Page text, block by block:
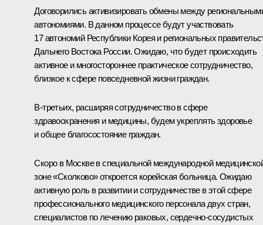
Договорились активизировать обмены между
автономиями. В данном процессе будут участвовать
17 автономий Республики Корея и региональных
Дальнего Востока России. Ожидаю, что будет происходить
активное и многостороннее практическое сотрудничество,
близкое к сфере повседневной жизни граждан.
В‑третьих, расширяя сотрудничество в сфере
здравоохранения и медицины, будем укреплять здоровье
и общее благосостояние граждан.
Скоро в Москве в специальной международной
зоне «Сколково» откроется корейская больница. Ожидаю
активную роль в развитии и сотрудничестве в этой сфере
профессионального медицинского персонала двух стран,
специалистов по лечению раковых, сердечно-сосудистых